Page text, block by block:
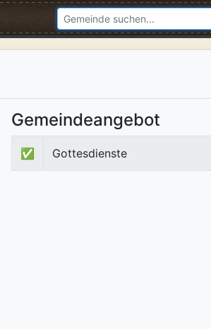
Gemeindeangebot
✅ Gottesdienste